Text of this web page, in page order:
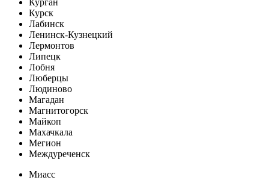
Курск
Лабинск
Ленинск-Кузнецкий
Лермонтов
Липецк
Лобня
Люберцы
Людиново
Магадан
Магнитогорск
Майкоп
Махачкала
Мегион
Междуреченск
Миасс